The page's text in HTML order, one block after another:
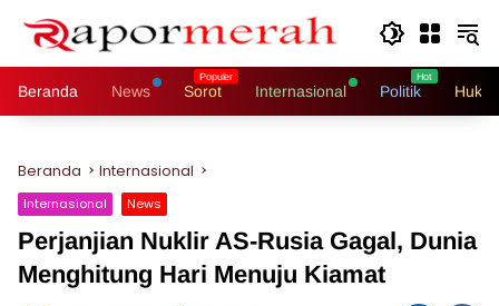
Beranda News Sorot Internasional Politik
Beranda Internasional
Internasional News
Perjanjian Nuklir AS-Rusia Gagal, Dunia
Menghitung Hari Menuju Kiamat